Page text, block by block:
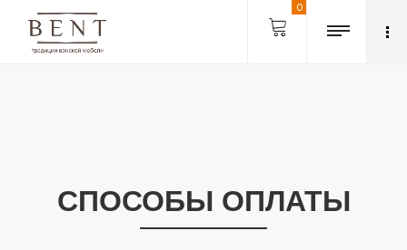
0
СПОСОБЫ ОПЛАТЫ